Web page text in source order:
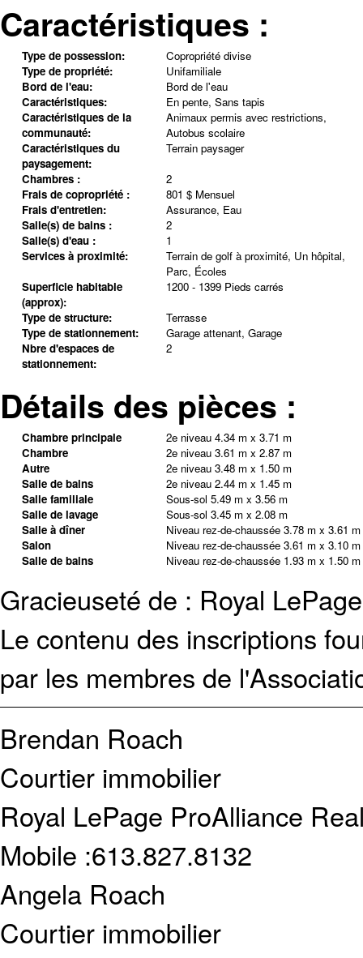
Caractéristiques :
Type de possession:
Copropriété divise
Type de propriété:
Unifamiliale
Bord de l'eau:
Bord de l'eau
Caractéristiques:
En pente, Sans tapis
Caractéristiques de la
communauté:
Animaux permis avec restrictions,
Autobus scolaire
Caractéristiques du
paysagement:
Terrain paysager
Chambres :
2
Frais de copropriété :
801 $ Mensuel
Frais d'entretien:
Assurance, Eau
Salle(s) de bains :
2
Salle(s) d'eau :
1
Services à proximité:
Terrain de golf à proximité, Un hôpital,
Parc, Écoles
Superficie habitable
(approx):
1200 - 1399 Pieds carrés
Type de structure:
Terrasse
Type de stationnement:
Garage attenant, Garage
Nbre d'espaces de
stationnement:
2
Détails des pièces :
Chambre principale 2e niveau 4.34 m x 3.71 m
Chambre
2e niveau 3.61 m x 2.87 m
Autre
2e niveau 3.48 m x 1.50 m
Salle de bains
2e niveau 2.44 m x 1.45 m
Salle familiale
Sous-sol 5.49 m x 3.56 m
Salle de lavage
Sous-sol 3.45 m x 2.08 m
Salle à dîner
Niveau rez-de-chaussée 3.78 m x 3.61 m
Salon
Niveau rez-de-chaussée 3.61 m x 3.10 m
Salle de bains
Niveau rez-de-chaussée 1.93 m x 1.50 m
Gracieuseté de : Royal
Le contenu des inscriptions
par les membres de
Brendan Roach
Courtier immobilier
Royal LePage ProAlliance
Mobile :613.827.8132
Angela Roach
Courtier immobilier